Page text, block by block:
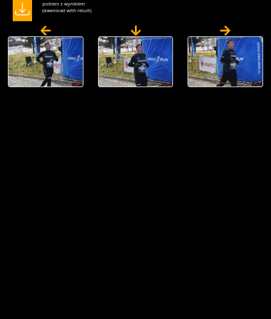
pobierz z wynikiem
(dawnload with result)